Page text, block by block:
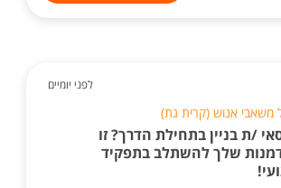
לפני יומיים
משאבי אנוש (קרית גת)
/ת בניין בתחילת הדרך? זו
שלך להשתלב בתפקיד